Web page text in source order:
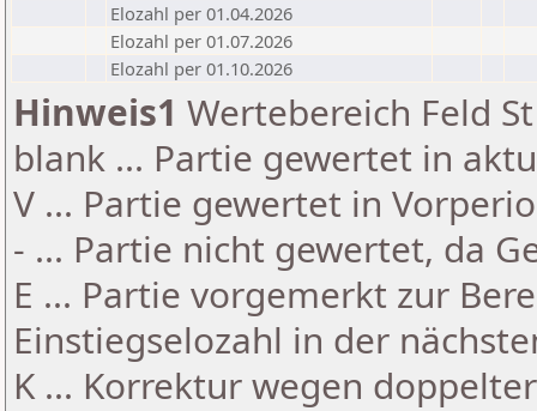
Elozahl per 01.04.2026
Elozahl per 01.07.2026
Elozahl per 01.10.2026
Hinweis1 Wertebereich Feld
blank ... Partie gewertet in
V ... Partie gewertet in
- ... Partie nicht gewertet, da
E ... Partie vorgemerkt zur
Einstiegselozahl in der
K ... Korrektur wegen